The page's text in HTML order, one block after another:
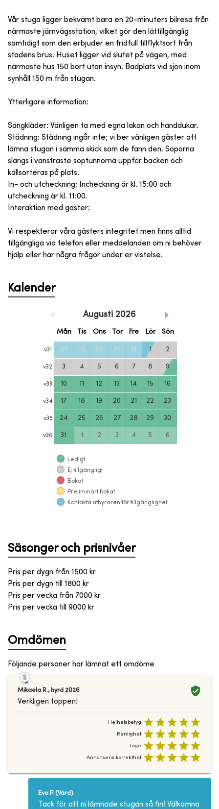
Vår stuga ligger bekvämt bara en 20-minuters bilresa från
närmaste järnvägsstation, vilket gör den lättillgänglig
samtidigt som den erbjuder en fridfull tillflyktsort från
stadens brus. Huset ligger vid slutet på vägen, med
närmaste hus 150 bort utan insyn. Badplats vid sjön inom
synhåll 150 m från stugan.
Ytterligare information:
Sängkläder: Vänligen ta med egna lakan och handdukar.
Städning: Städning ingår inte; vi ber vänligen gäster att
lämna stugan i samma skick som de fann den. Soporna
slängs i vänstraste soptunnorna uppför backen och
källsorteras på plats.
In- och utcheckning: Incheckning är kl. 15:00 och
utcheckning är kl. 11:00.
Interaktion med gäster:
Vi respekterar våra gästers integritet men finns alltid
tillgängliga via telefon eller meddelanden om ni behöver
hjälp eller har några frågor under er vistelse.
Kalender
Augusti 2026
Mån Tis Ons Tor Fre Lör Sön
v31 27 28 29 30 31 1 2
v32 3 4 5 6 7 8 9
v33 10 11 12 13 14 15 16
v34 17 18 19 20 21 22 23
v35 24 25 26 27 28 29 30
v36 31 1 2 3 4 5 6
Ledigt
Ej tillgängligt
Bokat
Preliminärt bokat
Kontakta uthyraren för tillgänglighet
Säsonger och prisnivåer
Pris per dygn från 1500 kr
Pris per dygn till
1800 kr
Pris per vecka från 7000 kr
Pris per vecka till
9000 kr
Omdömen
Följande personer har lämnat ett omdöme
Mikaela R., hyrd 2026
Verkligen toppen!
Helhetsbetyg
Renlighet
Läge
Annonsens korrekthet
Eva P.(Värd )
Tack för att ni lämnade stugan så fin! Välkomna